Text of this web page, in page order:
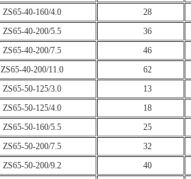
ZS65-40-160/4.0
28
ZS65-40-200/5.5
36
ZS65-40-200/7.5
46
ZS65-40-200/11.0
62
ZS65-50-125/3.0
13
ZS65-50-125/4.0
18
ZS65-50-160/5.5
25
ZS65-50-200/7.5
32
ZS65-50-200/9.2
40